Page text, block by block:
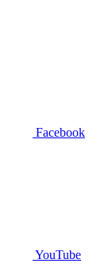
Facebook
YouTube